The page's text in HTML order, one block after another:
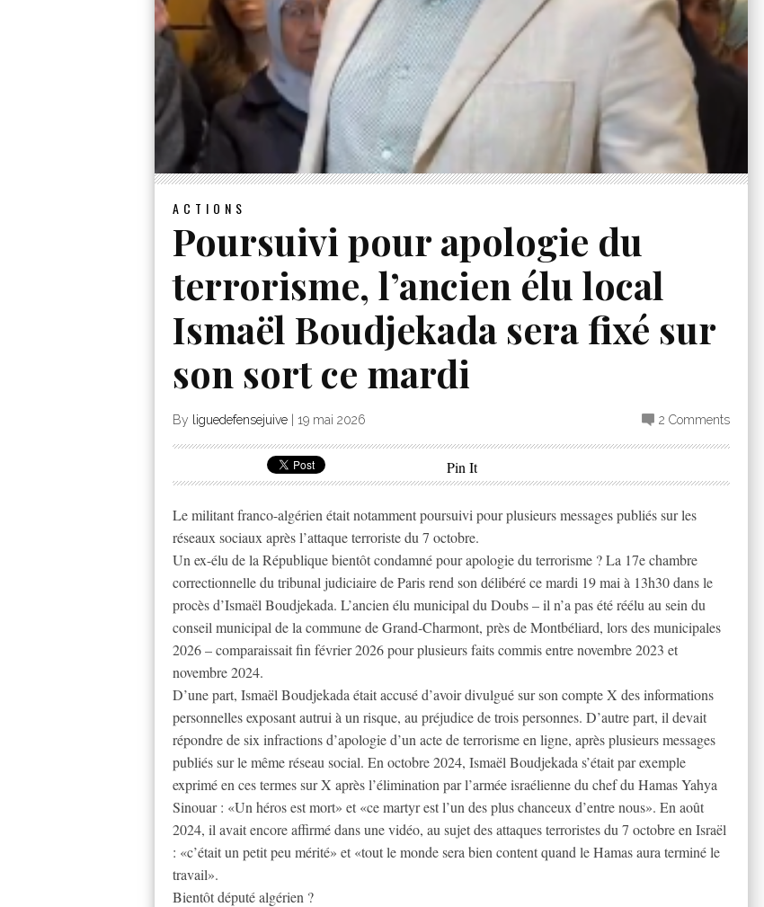
ACTIONS
Poursuivi pour apologie du
terrorisme, l’ancien élu local
Ismaël Boudjekada sera fixé sur
son sort ce mardi
By liguedefensejuive 19 mai 2026 2 Comments
Pin It
Le militant franco-algérien était notamment poursuivi pour plusieurs messages publiés sur les
réseaux sociaux après l’attaque terroriste du 7 octobre.
Un ex-élu de la République bientôt condamné pour apologie du terrorisme ? La 17e chambre
correctionnelle du tribunal judiciaire de Paris rend son délibéré ce mardi 19 mai à 13h30 dans le
procès d’Ismaël Boudjekada. L’ancien élu municipal du Doubs – il n’a pas été réélu au sein du
conseil municipal de la commune de Grand-Charmont, près de Montbéliard, lors des municipales
2026 – comparaissait fin février 2026 pour plusieurs faits commis entre novembre 2023 et
novembre 2024.
D’une part, Ismaël Boudjekada était accusé d’avoir divulgué sur son compte X des informations
personnelles exposant autrui à un risque, au préjudice de trois personnes. D’autre part, il devait
répondre de six infractions d’apologie d’un acte de terrorisme en ligne, après plusieurs messages
publiés sur le même réseau social. En octobre 2024, Ismaël Boudjekada s’était par exemple
exprimé en ces termes sur X après l’élimination par l’armée israélienne du chef du Hamas Yahya
Sinouar : «Un héros est mort» et «ce martyr est l’un des plus chanceux d’entre nous». En août
2024, il avait encore affirmé dans une vidéo, au sujet des attaques terroristes du 7 octobre en Israël
: «c’était un petit peu mérité» et «tout le monde sera bien content quand le Hamas aura terminé le
travail».
Bientôt député algérien ?